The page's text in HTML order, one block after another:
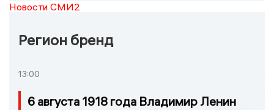
Новости СМИ2
Регион бренд
13:00
6 августа 1918 года Владимир Ленин